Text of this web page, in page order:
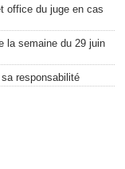
office du juge en cas
la semaine du 29 juin
responsabilité